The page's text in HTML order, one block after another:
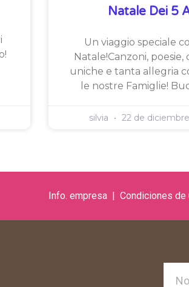
Natale Dei 5
Un viaggio speciale
Natale!Canzoni, poesie,
uniche e tanta allegria
le nostre Famiglie!
silvia 22 de
Info. empresa| Condiciones de